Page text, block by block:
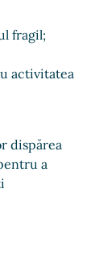
fragil;
activitatea
dispărea
a